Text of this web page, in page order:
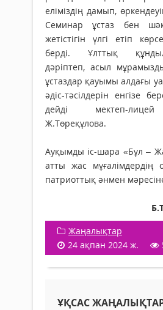
еліміз­дің дамып,
Семинар ұстаз бен
жетістігін үлгі етіп
берді. Ұлттық
дәріптеп, асыл
ұстаздар қауымы алдағы
әдіс-тәсілдерін енгізе
дейді мектеп-
Ж.Төреқұлова.
Ауқымды іс-шара «Бұл –
атты жас мұғалімдердің
пат­риот­­тық әнмен
Жаңалықтар
24 ақпан 2024 ж.
ҰҚСАС